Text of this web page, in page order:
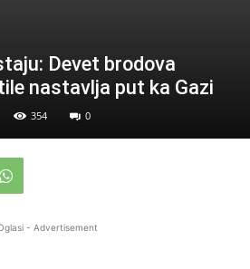
Devet brodova
nastavlja put ka Gazi
354 0
- Advertisement